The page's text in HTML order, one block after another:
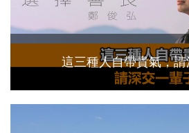
這三種人自帶貴氣，